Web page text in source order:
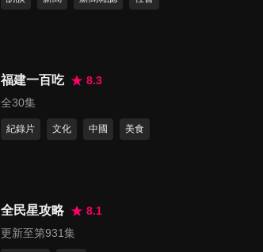
47分鐘
第52集 本身是婚姻專家
47
福建一百吃
8.3
全30集
紀錄片 文化 中國 美食
全民星攻略
8.1
更新至第931集